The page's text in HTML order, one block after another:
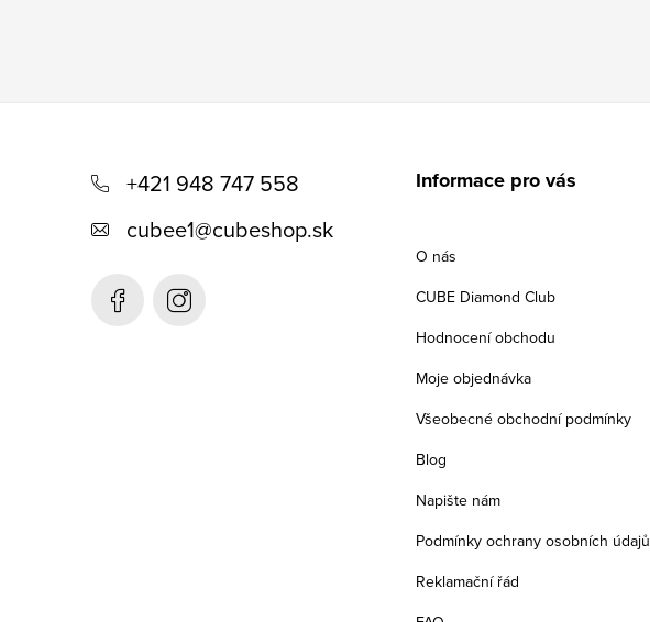
+421 948 747 558
cubee1@cubeshop.sk
Informace pro vás
O nás
CUBE Diamond Club
Hodnocení obchodu
Moje objednávka
Všeobecné obchodní podmínky
Blog
Napište nám
Podmínky ochrany osobních údajů
Reklamační řád